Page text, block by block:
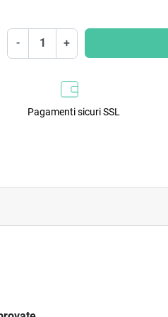
- +
Pagamenti sicuri SSL